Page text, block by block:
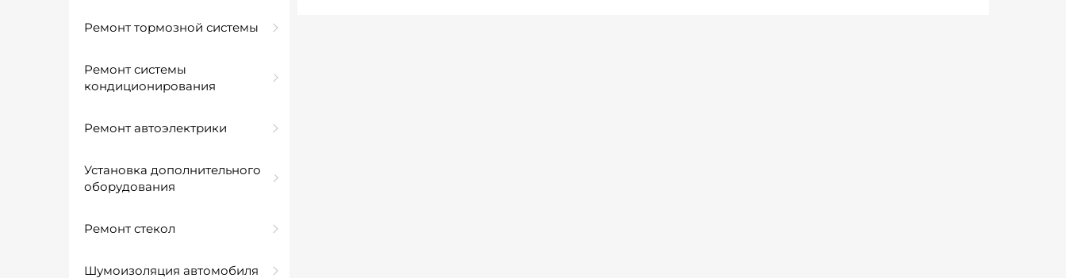
Ремонт тормозной системы
Ремонт системы
кондиционирования
Ремонт автоэлектрики
Установка дополнительного
оборудования
Ремонт стекол
Шумоизоляция автомобиля